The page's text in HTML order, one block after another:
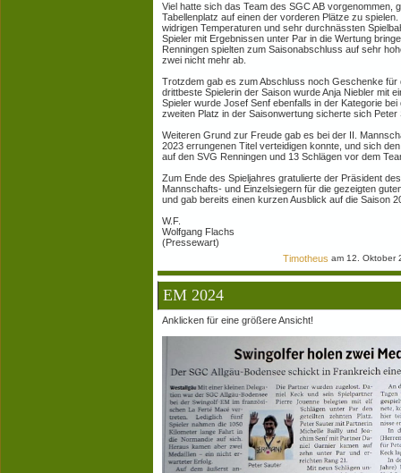
Viel hatte sich das Team des SGC AB vorgenommen,
Tabellenplatz auf einen der vorderen Plätze zu
widrigen Temperaturen und sehr durchnässten
Spieler mit Ergebnissen unter Par in die Wertung
Renningen spielten zum Saisonabschluss auf sehr
zwei nicht mehr ab.
Trotzdem gab es zum Abschluss noch Geschenke für
drittbeste Spielerin der Saison wurde Anja Niebler mit
Spieler wurde Josef Senf ebenfalls in der Kategorie
zweiten Platz in der Saisonwertung sicherte sich
Weiteren Grund zur Freude gab es bei der II.
2023 errungenen Titel verteidigen konnte, und sich
auf den SVG Renningen und 13 Schlägen vor dem
Zum Ende des Spieljahres gratulierte der Präsident
Mannschafts- und Einzelsiegern für die gezeigten
und gab bereits einen kurzen Ausblick auf die Saison
W.F.
Wolfgang Flachs
(Pressewart)
Timotheus am 12. Oktober
EM 2024
Anklicken für eine größere Ansicht!